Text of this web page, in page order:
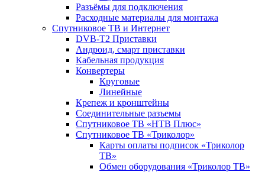
Разъёмы для подключения
Расходные материалы для монтажа
Спутниковое ТВ и Интернет
DVB-Т2 Приставки
Андроид, смарт приставки
Кабельная продукция
Конвертеры
Круговые
Линейные
Крепеж и кронштейны
Соединительные разъемы
Спутниковое ТВ «НТВ Плюс»
Спутниковое ТВ «Триколор»
Карты оплаты подписок «Триколор
ТВ»
Обмен оборудования «Триколор ТВ»